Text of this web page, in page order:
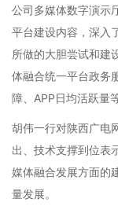
公司多媒体数字演示
平台建设内容，深入
所做的大胆尝试和建
体融合统一平台政务
障、APP日均活跃量
胡伟一行对陕西广电
出、技术支撑到位表
媒体融合发展方面的
量发展。